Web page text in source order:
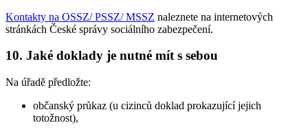
Kontakty na OSSZ/ PSSZ/ MSSZ naleznete na internetových
stránkách České správy sociálního zabezpečení.
10. Jaké doklady je nutné mít s sebou
Na úřadě předložte:
občanský průkaz (u cizinců doklad prokazující jejich
totožnost),